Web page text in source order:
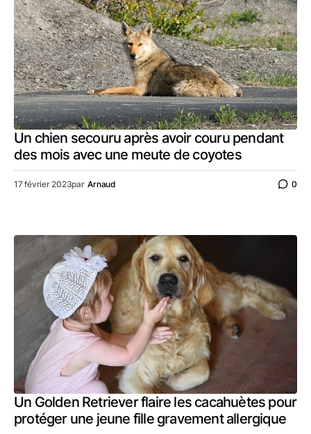
Un chien secouru après avoir couru pendant
des mois avec une meute de coyotes
17 février 2023par Arnaud 0
Un Golden Retriever flaire les cacahuètes pour
protéger une jeune fille gravement allergique